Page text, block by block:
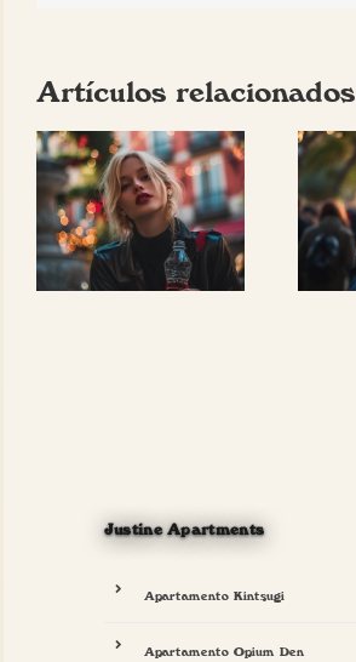
Artículos relacionados
Justine Apartments
Apartamento Kintsugi
Apartamento Opium Den